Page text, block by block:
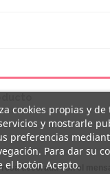
decorada con el
cookies propias y de
y mostrarle
preferencias
Para dar su
el botón Acepto.